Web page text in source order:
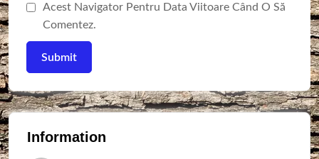
Acest Navigator Pentru Data Viitoare Când O Să
Comentez.
Information